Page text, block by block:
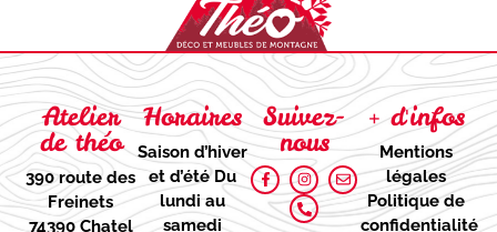
Atelier
de théo
390 route des
Freinets
74390 Chatel
Horaires
Saison d’hiver
et d’étéDu
lundi au
samedi
Suivez-
nous
+ d'infos
Mentions
légales
Politique de
confidentialité